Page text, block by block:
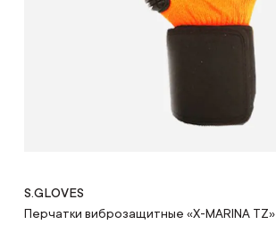
S.GLOVES
Перчатки виброзащитные «X-MARINA TZ»